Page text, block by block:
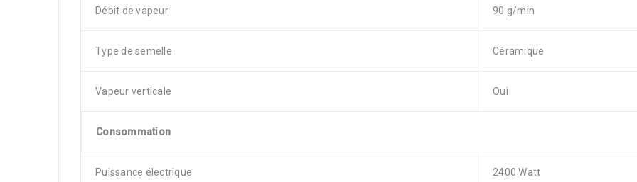
Débit de vapeur 90 g/min
Type de semelle Céramique
Vapeur verticale Oui
Consommation
Puissance électrique 2400 Watt